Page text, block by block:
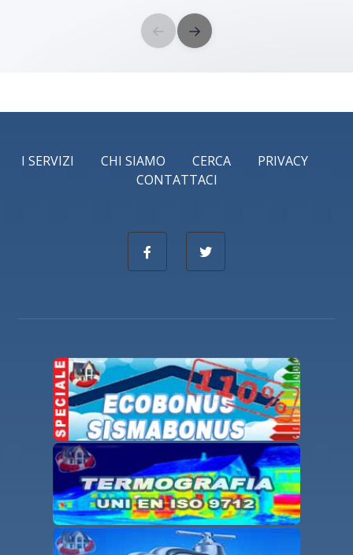
← →
I SERVIZI CHI SIAMO CERCA
PRIVACY
CONTATTACI